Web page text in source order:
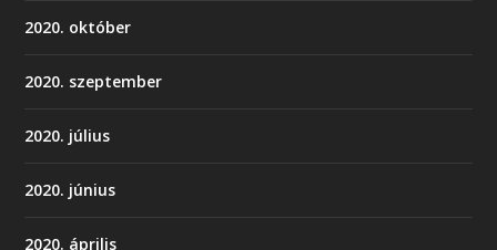
2020. október
2020. szeptember
2020. július
2020. június
2020. április